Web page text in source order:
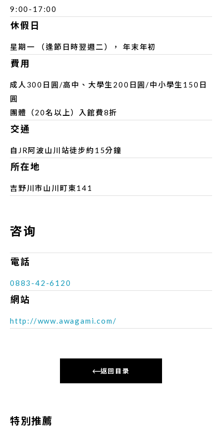
9:00-17:00
休假日
星期一 （逢節日時翌週二）， 年末年初
費用
成人300日圓/高中、大學生200日圓/中小學生150日
圓
團體（20名以上）入館費8折
交通
自JR阿波山川站徒步約15分鐘
所在地
吉野川市山川町東141
咨询
電話
0883-42-6120
網站
http://www.awagami.com/
返回目录
特別推薦